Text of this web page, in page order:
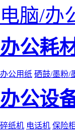
电脑/办
办公耗
办公用纸 硒鼓/墨粉/
办公设
碎纸机 电话机 保险